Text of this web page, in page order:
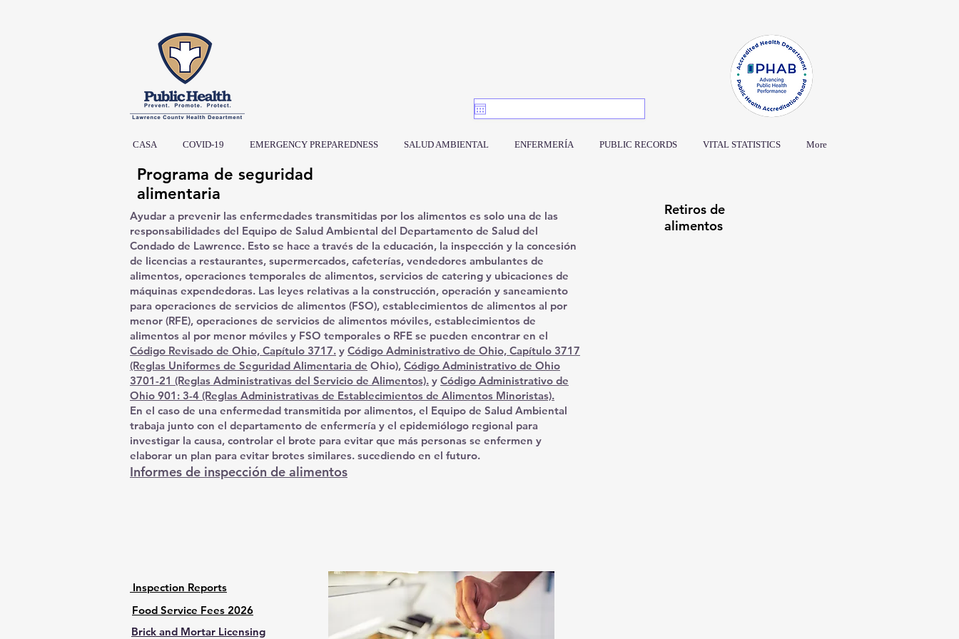
CASA COVID-19 EMERGENCY PREPAREDNESS SALUD AMBIENTAL ENFERMERÍA PUBLIC RECORDS VITAL STATISTICS More
Programa de seguridad
alimentaria
Ayudar a prevenir las enfermedades transmitidas por los alimentos es solo una de las
responsabilidades del Equipo de Salud Ambiental del Departamento de Salud del
Condado de Lawrence. Esto se hace a través de la educación, la inspección y la concesión
de licencias a restaurantes, supermercados, cafeterías, vendedores ambulantes de
alimentos, operaciones temporales de alimentos, servicios de catering y ubicaciones de
máquinas expendedoras. Las leyes relativas a la construcción, operación y saneamiento
para operaciones de servicios de alimentos (FSO), establecimientos de alimentos al por
menor (RFE), operaciones de servicios de alimentos móviles, establecimientos de
alimentos al por menor móviles y FSO temporales o RFE se pueden encontrar en el
Código Revisado de Ohio, Capítulo 3717. y Código Administrativo de Ohio, Capítulo 3717
(Reglas Uniformes de Seguridad Alimentaria de Ohio), Código Administrativo de Ohio
3701-21 (Reglas Administrativas del Servicio de Alimentos). y Código Administrativo de
Ohio 901: 3-4 (Reglas Administrativas de Establecimientos de Alimentos Minoristas).
En el caso de una enfermedad transmitida por alimentos, el Equipo de Salud Ambiental
trabaja junto con el departamento de enfermería y el epidemiólogo regional para
investigar la causa, controlar el brote para evitar que más personas se enfermen y
elaborar un plan para evitar brotes similares. sucediendo en el futuro.
Informes de inspección de alimentos
Inspection Reports
Food Service Fees 2026
Brick and Mortar Licensing
Retiros de
alimentos